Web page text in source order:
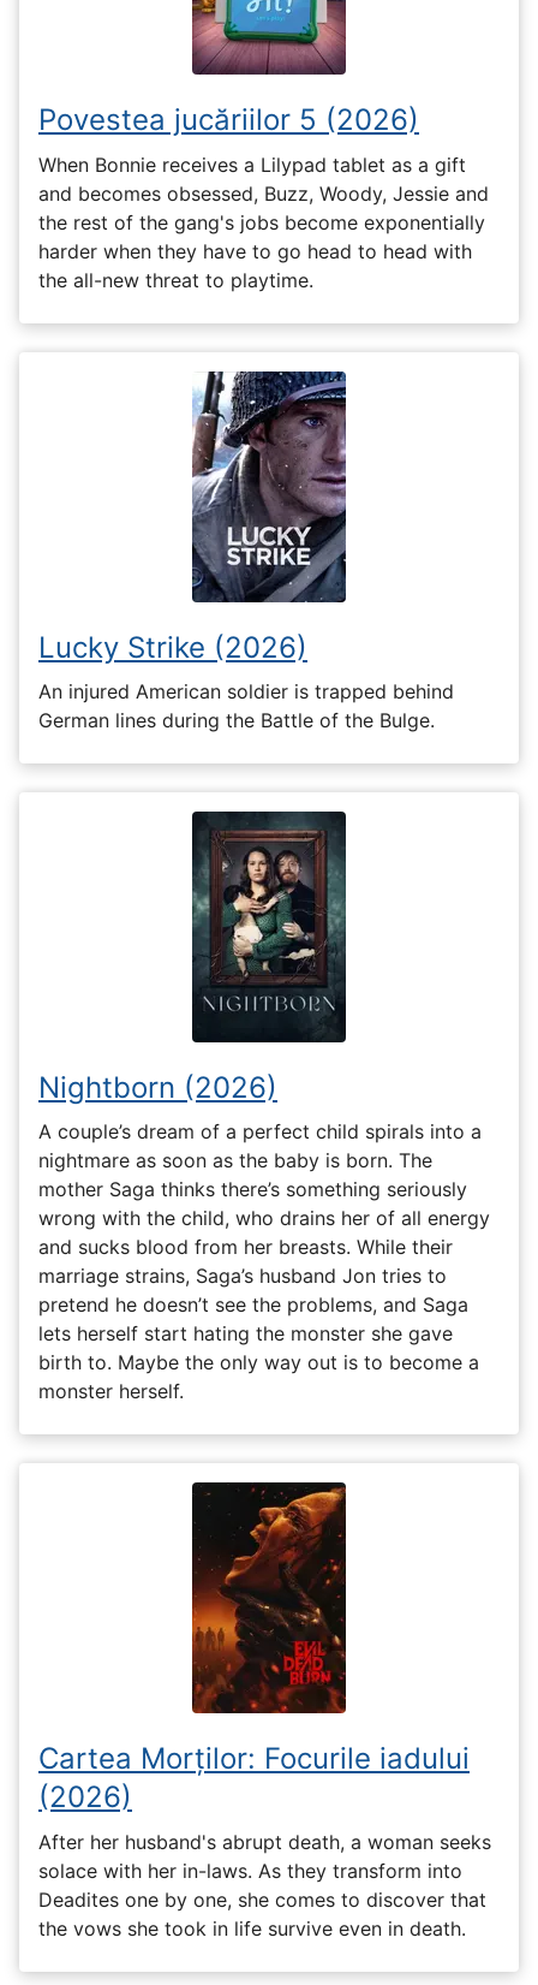
Povestea jucăriilor 5 (2026)
When Bonnie receives a Lilypad tablet as a gift
and becomes obsessed, Buzz, Woody, Jessie and
the rest of the gang's jobs become exponentially
harder when they have to go head to head with
the all-new threat to playtime.
Lucky Strike (2026)
An injured American soldier is trapped behind
German lines during the Battle of the Bulge.
Nightborn (2026)
A couple’s dream of a perfect child spirals into a
nightmare as soon as the baby is born. The
mother Saga thinks there’s something seriously
wrong with the child, who drains her of all energy
and sucks blood from her breasts. While their
marriage strains, Saga’s husband Jon tries to
pretend he doesn’t see the problems, and Saga
lets herself start hating the monster she gave
birth to. Maybe the only way out is to become a
monster herself.
Cartea Morților: Focurile iadului
(2026)
After her husband's abrupt death, a woman seeks
solace with her in-laws. As they transform into
Deadites one by one, she comes to discover that
the vows she took in life survive even in death.